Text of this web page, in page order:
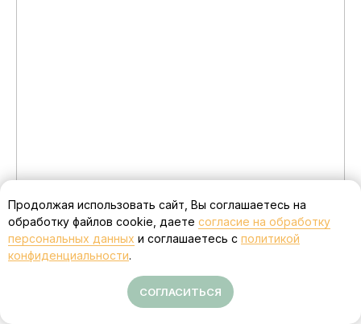
Продолжая использовать сайт, Вы соглашаетесь на
обработку файлов cookie, даете согласие на обработку
персональных данных и соглашаетесь с политикой
конфиденциальности.
СОГЛАСИТЬСЯ